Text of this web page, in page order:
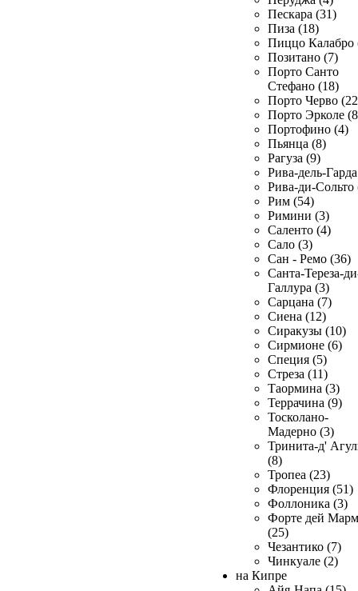
Пескара (31)
Пиза (18)
Пиццо Калабро
Позитано (7)
Порто Санто
Стефано (18)
Порто Черво
Порто Эрколе
Портофино (4)
Пьянца (8)
Рагуза (9)
Рива-дель-
Рива-ди-Сольто
Рим (54)
Римини (3)
Саленто (4)
Сало (3)
Сан - Ремо (36)
Санта-Тереза-
Галлура (3)
Сарцана (7)
Сиена (12)
Сиракузы (10)
Сирмионе (6)
Специя (5)
Стреза (11)
Таормина (3)
Террачина (9)
Тосколано-
Мадерно (3)
Тринита-д'
(8)
Тропеа (23)
Флоренция (51)
Фоллоника (3)
Форте дей
(25)
Чезантико (7)
Чинкуале (2)
на Кипре